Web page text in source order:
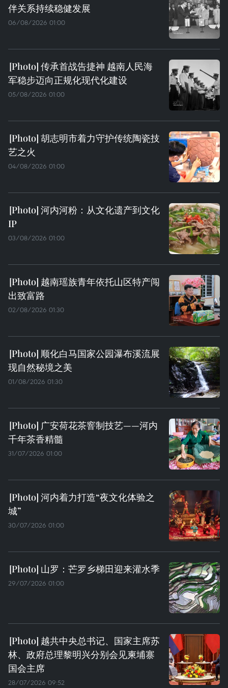
伴关系持续稳健发展
06/08/2026 01:00
传承首战告捷神 越南人民海
军稳步迈向正规化现代化建设
05/08/2026 01:00
胡志明市着力守护传统陶瓷技
艺之火
04/08/2026 01:00
河内河粉：从文化遗产到文化
IP
03/08/2026 01:00
越南瑶族青年依托山区特产闯
出致富路
02/08/2026 01:30
顺化白马国家公园瀑布溪流展
现自然秘境之美
01/08/2026 01:30
广安荷花茶窨制技艺——河内
千年茶香精髓
31/07/2026 01:00
河内着力打造“夜文化体验之
城”
30/07/2026 01:00
山罗：芒罗乡梯田迎来灌水季
29/07/2026 01:00
越共中央总书记、国家主席苏
林、政府总理黎明兴分别会见柬埔寨
国会主席
28/07/2026 09:52